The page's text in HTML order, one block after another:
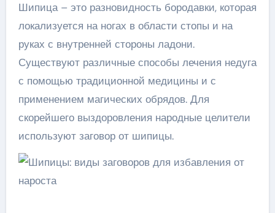
Шипица – это разновидность бородавки, которая
локализуется на ногах в области стопы и на
руках с внутренней стороны ладони.
Существуют различные способы лечения недуга
с помощью традиционной медицины и с
применением магических обрядов. Для
скорейшего выздоровления народные целители
используют заговор от шипицы.